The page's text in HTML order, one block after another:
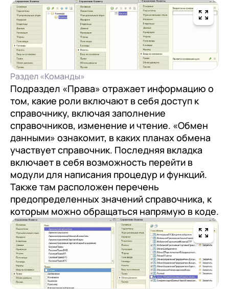
Раздел «Команды»
Подраздел «Права» отражает информацию о
том, какие роли включают в себя доступ к
справочнику, включая заполнение
справочников, изменение и чтение. «Обмен
данными» ознакомит, в каких планах обмена
участвует справочник. Последняя вкладка
включает в себя возможность перейти в
модули для написания процедур и функций.
Также там расположен перечень
предопределенных значений справочника, к
которым можно обращаться напрямую в коде.